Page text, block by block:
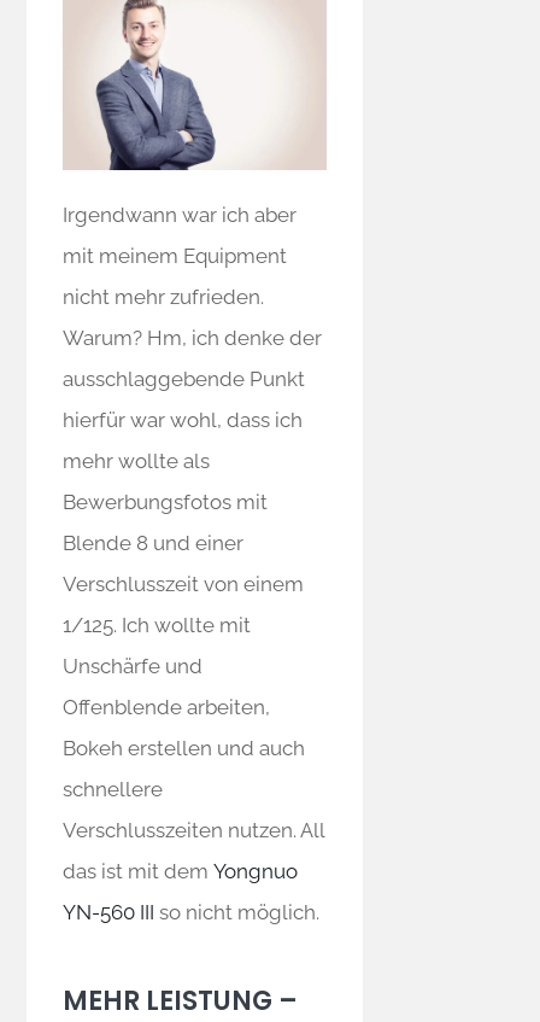
Irgendwann war ich aber
mit meinem Equipment
nicht mehr zufrieden.
Warum? Hm, ich denke der
ausschlaggebende Punkt
hierfür war wohl, dass ich
mehr wollte als
Bewerbungsfotos mit
Blende 8 und einer
Verschlusszeit von einem
1/125. Ich wollte mit
Unschärfe und
Offenblende arbeiten,
Bokeh erstellen und auch
schnellere
Verschlusszeiten nutzen. All
das ist mit demYongnuo
YN-560 III so nicht möglich.
MEHR LEISTUNG –